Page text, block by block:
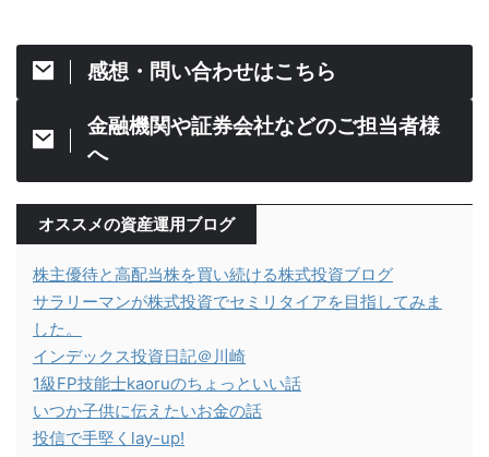
感想・問い合わせはこちら
金融機関や証券会社などのご担当者様
へ
オススメの資産運用ブログ
株主優待と高配当株を買い続ける株式投資ブログ
サラリーマンが株式投資でセミリタイアを目指してみま
した。
インデックス投資日記＠川崎
1級FP技能士kaoruのちょっといい話
いつか子供に伝えたいお金の話
投信で手堅くlay-up!